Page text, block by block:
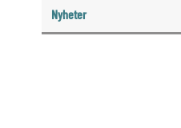
behandlingsmodeller
tandvårdsrädda
Nyheter